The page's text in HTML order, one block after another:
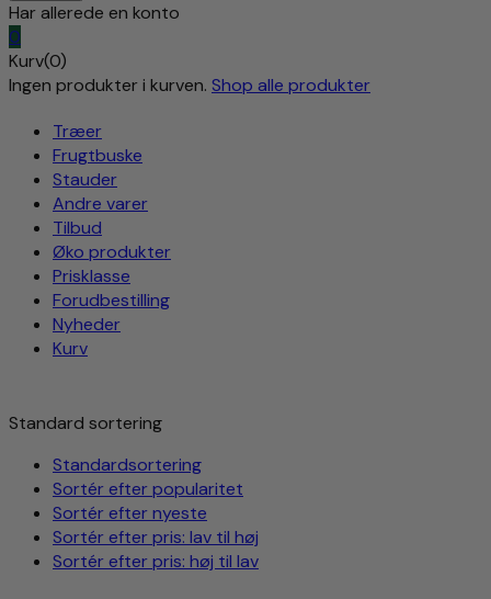
Har allerede en konto
0
Kurv(0)
Ingen produkter i kurven. Shop alle produkter
Træer
Frugtbuske
Stauder
Andre varer
Tilbud
Øko produkter
Prisklasse
Forudbestilling
Nyheder
Kurv
Standard sortering
Standardsortering
Sortér efter popularitet
Sortér efter nyeste
Sortér efter pris: lav til høj
Sortér efter pris: høj til lav